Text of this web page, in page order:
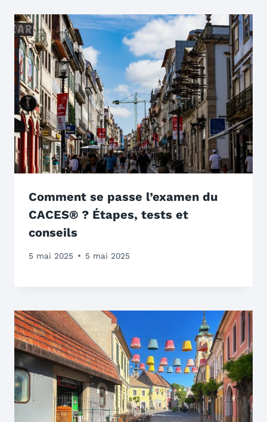
Comment se passe l’examen du
CACES® ? Étapes, tests et
conseils
5 mai 2025 5 mai 2025